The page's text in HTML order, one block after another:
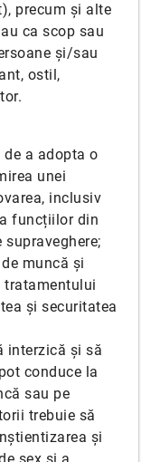
precum și alte
ca scop sau
și/sau
ostil,
a adopta o
unei
inclusiv
funcțiilor din
muncă și
tratamentului
și securitatea
interzică și să
conduce la
sau pe
trebuie să
și